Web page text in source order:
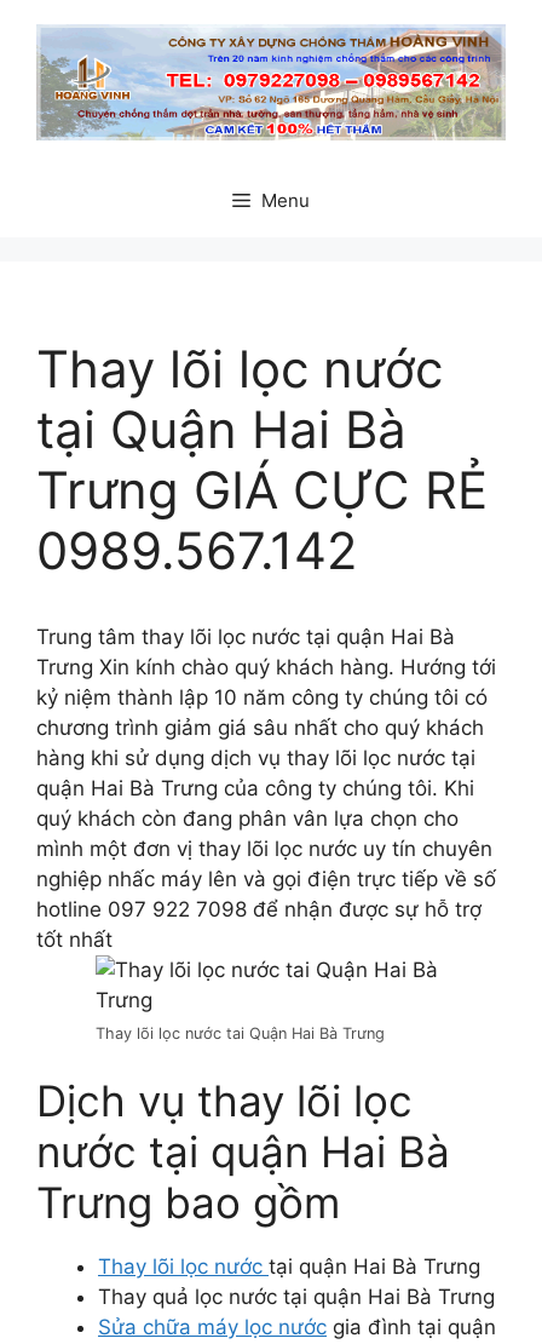
dung
Menu
Thay lõi lọc nước
tại Quận Hai Bà
Trưng GIÁ CỰC RẺ
0989.567.142
Trung tâm thay lõi lọc nước tại quận Hai Bà
Trưng Xin kính chào quý khách hàng. Hướng tới
kỷ niệm thành lập 10 năm công ty chúng tôi có
chương trình giảm giá sâu nhất cho quý khách
hàng khi sử dụng dịch vụ thay lõi lọc nước tại
quận Hai Bà Trưng của công ty chúng tôi. Khi
quý khách còn đang phân vân lựa chọn cho
mình một đơn vị thay lõi lọc nước uy tín chuyên
nghiệp nhấc máy lên và gọi điện trực tiếp về số
hotline 097 922 7098 để nhận được sự hỗ trợ
tốt nhất
Thay lõi lọc nước tai Quận Hai Bà Trưng
Dịch vụ thay lõi lọc
nước tại quận Hai Bà
Trưng bao gồm
Thay lõi lọc nước tại quận Hai Bà Trưng
Thay quả lọc nước tại quận Hai Bà Trưng
Sửa chữa máy lọc nước gia đình tại quận